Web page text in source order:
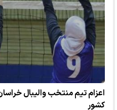
اعزام تیم منتخب والیبال
کشور